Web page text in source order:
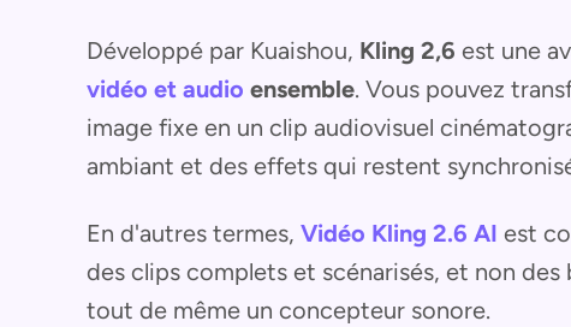
Développé par Kuaishou, Kling 2,6 est une
vidéo et audio ensemble. Vous pouvez
image fixe en un clip audiovisuel
ambiant et des effets qui restent
En d'autres termes, Vidéo Kling 2.6 AI est
des clips complets et scénarisés, et non
tout de même un concepteur sonore.